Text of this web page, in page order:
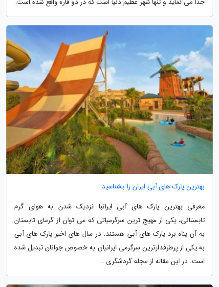
بهترین پارک های آبی ایران را بشناسید
معرفی بهترین پارک های آبی ایرانبا نزدیک شدن به هوای گرم
تابستانی، یکی از مهیج ترین سرگرمیاتی که می توان از گرمای تابستان
به آن پناه برد پارک های آبی هستند. در سال های اخیر پارک های آبی
به یکی از پرطرفدارترین سرگرمی ایرانیان به خصوص جوانان تبدیل شده
است. در این مقاله از مجله گردشگری...